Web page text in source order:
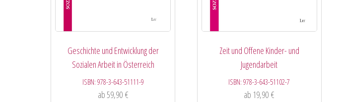
Geschichte und Entwicklung der
Sozialen Arbeit in Österreich
ISBN: 978-3-643-51111-9
ab 59,90 €
Zeit und Offene Kinder- und
Jugendarbeit
ISBN:978-3-643-51102-7
ab 19,90€